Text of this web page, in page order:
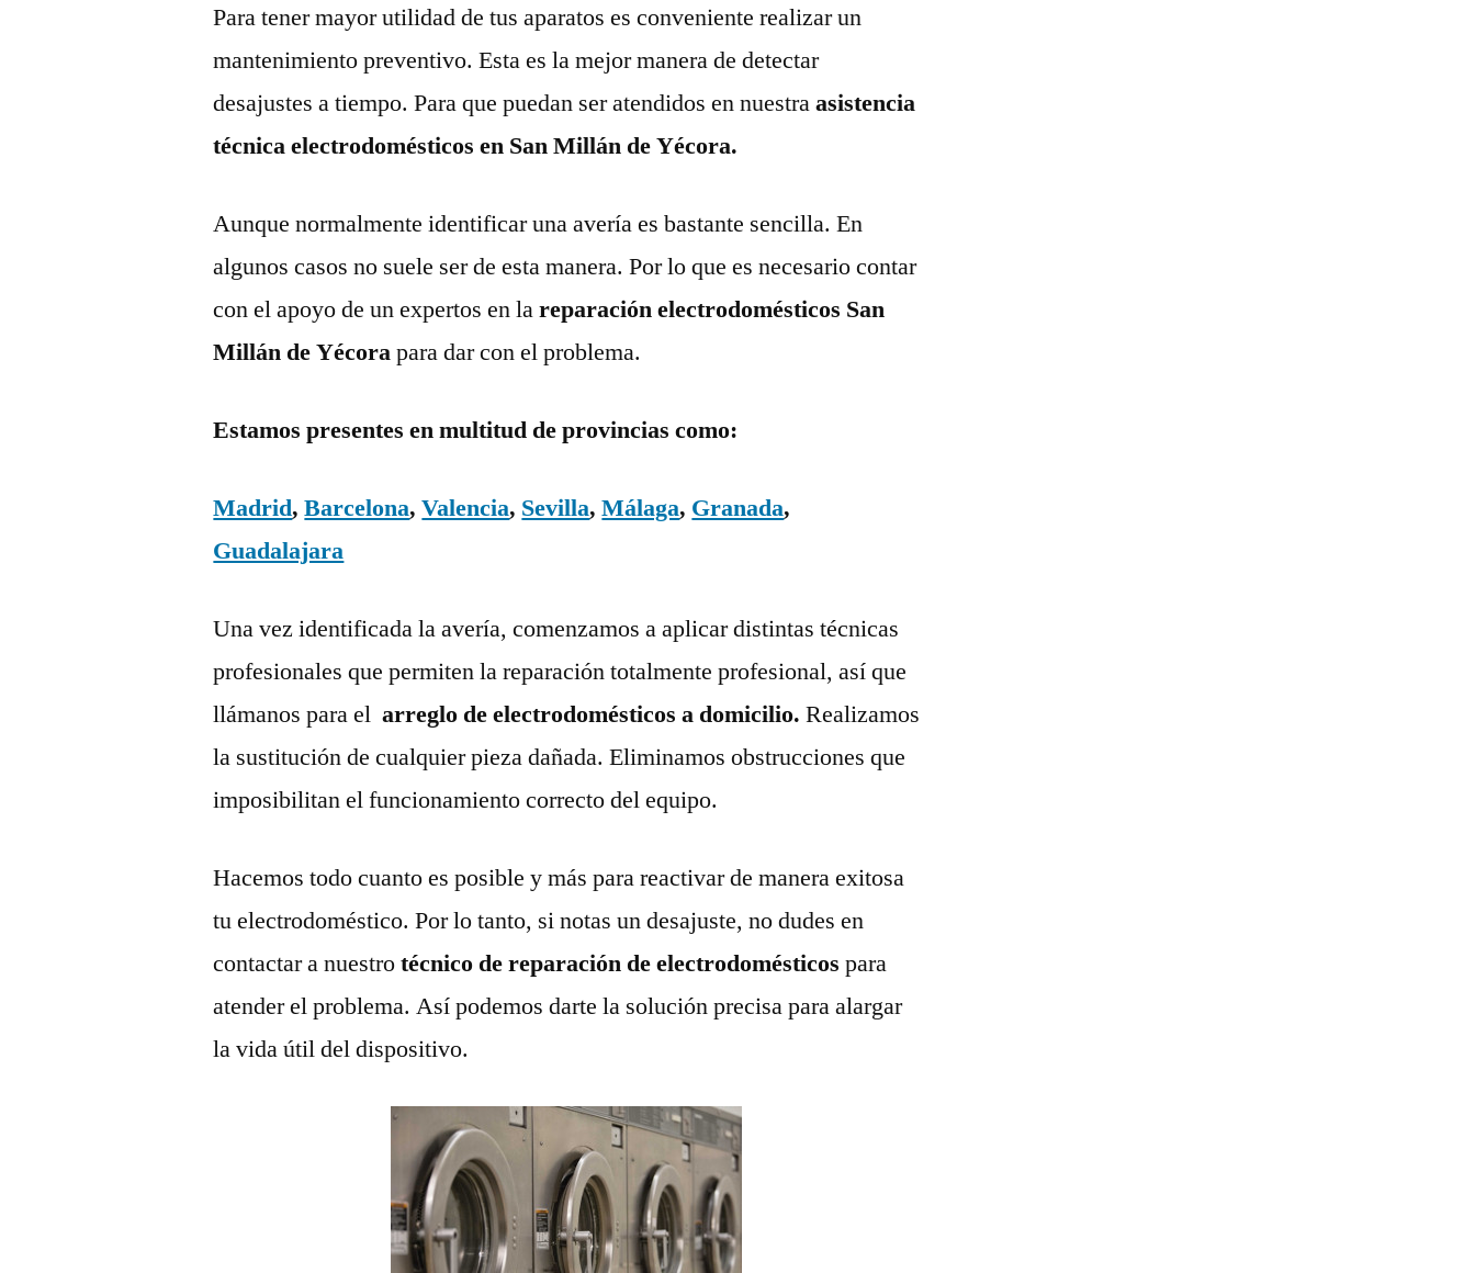
Para tener mayor utilidad de tus aparatos es conveniente realizar un
mantenimiento preventivo. Esta es la mejor manera de detectar
desajustes a tiempo. Para que puedan ser atendidos en nuestraasistencia
técnica electrodomésticos en San Millán de Yécora.
Aunque normalmente identificar una avería es bastante sencilla. En
algunos casos no suele ser de esta manera. Por lo que es necesario contar
con el apoyo de un expertos en lareparación electrodomésticos San
Millán de Yécorapara dar con el problema.
Estamos presentes en multitud de provincias como:
Madrid,Barcelona,Valencia, Sevilla,Málaga, Granada,
Guadalajara
Una vez identificada la avería, comenzamos a aplicar distintas técnicas
profesionales que permiten la reparación totalmente profesional, así que
llámanos para el arreglo de electrodomésticos a domicilio.Realizamos
la sustitución de cualquier pieza dañada. Eliminamos obstrucciones que
imposibilitan el funcionamiento correcto del equipo.
Hacemos todo cuanto es posible y más para reactivar de manera exitosa
tu electrodoméstico. Por lo tanto, si notas un desajuste, no dudes en
contactar a nuestrotécnico de reparación de electrodomésticospara
atender el problema. Así podemos darte la solución precisa para alargar
la vida útil del dispositivo.